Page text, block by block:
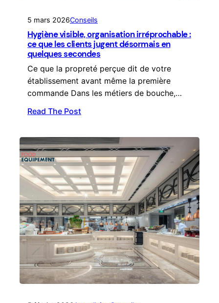
5 mars 2026Conseils
Hygiène visible, organisation irréprochable :
ce que les clients jugent désormais en
quelques secondes
Ce que la propreté perçue dit de votre
établissement avant même la première
commande Dans les métiers de bouche,…
Read The Post